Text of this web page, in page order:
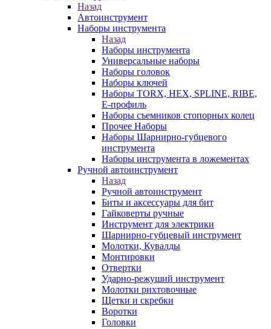
Назад
Автоинструмент
Наборы инструмента
Назад
Наборы инструмента
Универсальные наборы
Наборы головок
Наборы ключей
Наборы TORX, HEX, SPLINE, RIBE,
E-профиль
Наборы съемников стопорных колец
Прочее Наборы
Наборы Шарнирно-губцевого
инструмента
Наборы инструмента в ложементах
Ручной автоинструмент
Назад
Ручной автоинструмент
Биты и аксессуары для бит
Гайковерты ручные
Инструмент для электрики
Шарнирно-губцевый инструмент
Молотки, Кувалды
Монтировки
Отвертки
Ударно-режуший инструмент
Молотки рихтовочные
Щетки и скребки
Воротки
Головки